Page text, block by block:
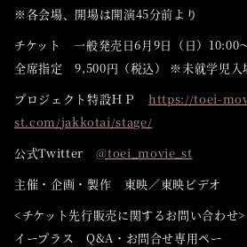
※各会場、開場は開演45分前より
チケット 一般発売日6月9日（日）10:00
全席指定 9,500円（税込） ※未就学児入
プロジェクト特設ＨＰhttps://toei-
st.com/jakkotai/stage/
公式Twitter@toei_movie_st
主催・企画・製作 東映／東映ビデオ
<チケット先行販売に関するお問い合わせ>
イープラス Q&A・お問合せ専用ペー